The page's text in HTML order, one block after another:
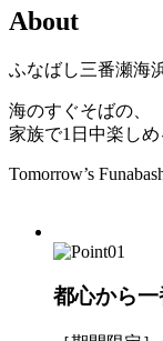
About
ふなばし三番瀬海
海のすぐそばの、
家族で1日中楽しめ
Tomorrow’s
都心から一